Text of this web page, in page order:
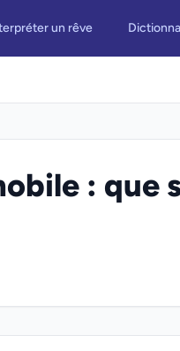
un rêve
: que